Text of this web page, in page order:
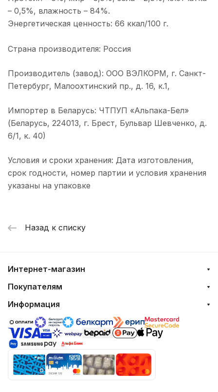
– 0,5%, влажность – 84%.
Энергетическая ценность: 66 ккал/100 г.
Страна производителя: Россия
Производитель (завод): ООО ВЭЛКОРМ, г. Санкт-
Петербург, Малоохтинский пр., д. 16, к.1,
Импортер в Беларусь: ЧТПУП «Альпака-Бел»
(Беларусь, 224013, г. Брест, Бульвар Шевченко, д.
6/1, к. 40)
Условия и сроки хранения: Дата изготовления,
срок годности, номер партии и условия хранения
указаны на упаковке
Назад к списку
Интернет-магазин
Покупателям
Информация